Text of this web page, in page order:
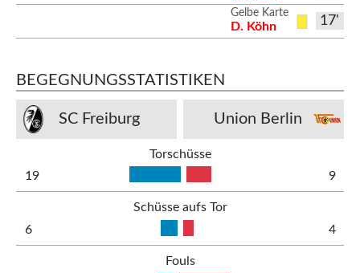
17'
Gelbe Karte
D. Köhn
BEGEGNUNGSSTATISTIKEN
SC Freiburg Union Berlin
Torschüsse
19
9
Schüsse aufs Tor
6
4
Fouls